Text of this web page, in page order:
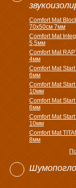
Comfort Mat
70х50см 7мм
Comfort Mat
5,5мм
Comfort Mat
4мм
Comfort Mat
6мм
Comfort Mat
10мм
Comfort Mat
6мм
Comfort Mat
10мм
Comfort Mat
8мм